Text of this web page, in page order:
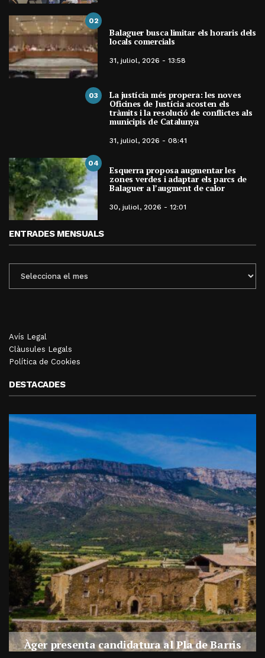
02
Balaguer busca limitar els horaris dels
locals comercials
31, juliol, 2026 - 13:58
03 La justícia més propera: les noves
Oficines de Justícia acosten els
tràmits i la resolució de conflictes als
municipis de Catalunya
31, juliol, 2026 - 08:41
04
Esquerra proposa augmentar les
zones verdes i adaptar els parcs de
Balaguer a l’augment de calor
30, juliol, 2026 - 12:01
ENTRADES MENSUALS
MENSUALS
Avís Legal
Clàusules Legals
Política de Cookies
DESTACADES
Àger presenta candidatura al Pla de Barris